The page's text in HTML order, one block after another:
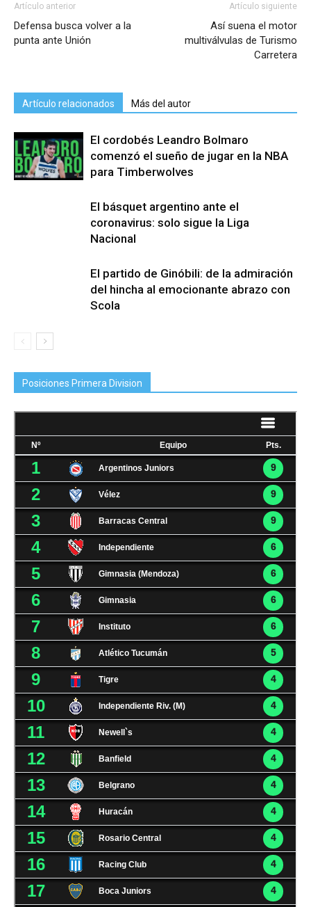
Artículo anterior
Defensa busca volver a la
punta ante Unión
Artículo siguiente
Así suena el motor
multiválvulas de Turismo
Carretera
Artículo relacionados Más del autor
El cordobés Leandro Bolmaro
comenzó el sueño de jugar en la NBA
para Timberwolves
El básquet argentino ante el
coronavirus: solo sigue la Liga
Nacional
El partido de Ginóbili: de la admiración
del hincha al emocionante abrazo con
Scola
Posiciones Primera Division